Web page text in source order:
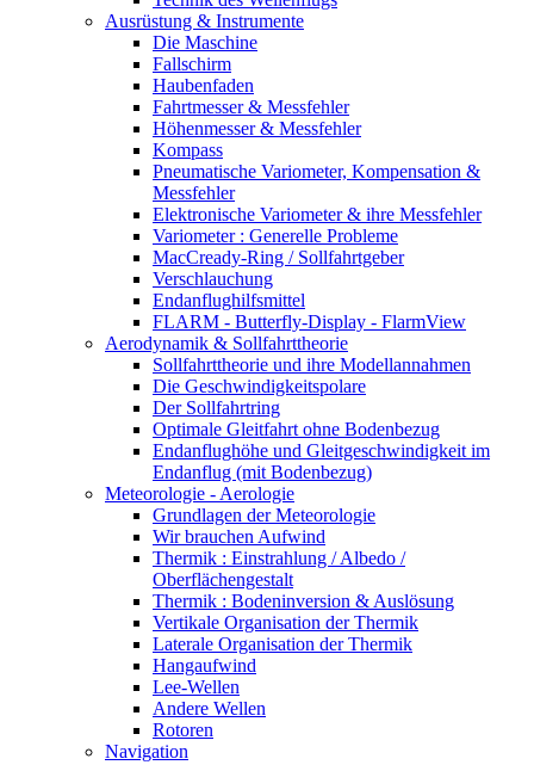
Ausrüstung & Instrumente
Die Maschine
Fallschirm
Haubenfaden
Fahrtmesser & Messfehler
Höhenmesser & Messfehler
Kompass
Pneumatische Variometer, Kompensation &
Messfehler
Elektronische Variometer & ihre Messfehler
Variometer : Generelle Probleme
MacCready-Ring / Sollfahrtgeber
Verschlauchung
Endanflughilfsmittel
FLARM - Butterfly-Display - FlarmView
Aerodynamik & Sollfahrttheorie
Sollfahrttheorie und ihre Modellannahmen
Die Geschwindigkeitspolare
Der Sollfahrtring
Optimale Gleitfahrt ohne Bodenbezug
Endanflughöhe und Gleitgeschwindigkeit im
Endanflug (mit Bodenbezug)
Meteorologie - Aerologie
Grundlagen der Meteorologie
Wir brauchen Aufwind
Thermik : Einstrahlung / Albedo /
Oberflächengestalt
Thermik : Bodeninversion & Auslösung
Vertikale Organisation der Thermik
Laterale Organisation der Thermik
Hangaufwind
Lee-Wellen
Andere Wellen
Rotoren
Navigation